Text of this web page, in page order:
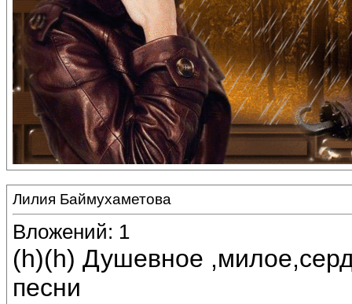
Лилия Баймухаметова
Вложений: 1
(h)(h) Душевное
песни